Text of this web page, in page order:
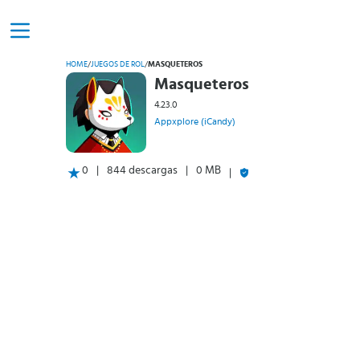
HOME/JUEGOS DE ROL/MASQUETEROS
Masqueteros
4.23.0
Appxplore (iCandy)
0 844 descargas 0 MB